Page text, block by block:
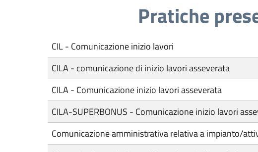
Pratiche
CIL - Comunicazione inizio lavori
CILA - comunicazione di inizio lavori asseverata
CILA - Comunicazione inizio lavori asseverata
CILA-SUPERBONUS - Comunicazione inizio lavori
Comunicazione amministrativa relativa a impianto/